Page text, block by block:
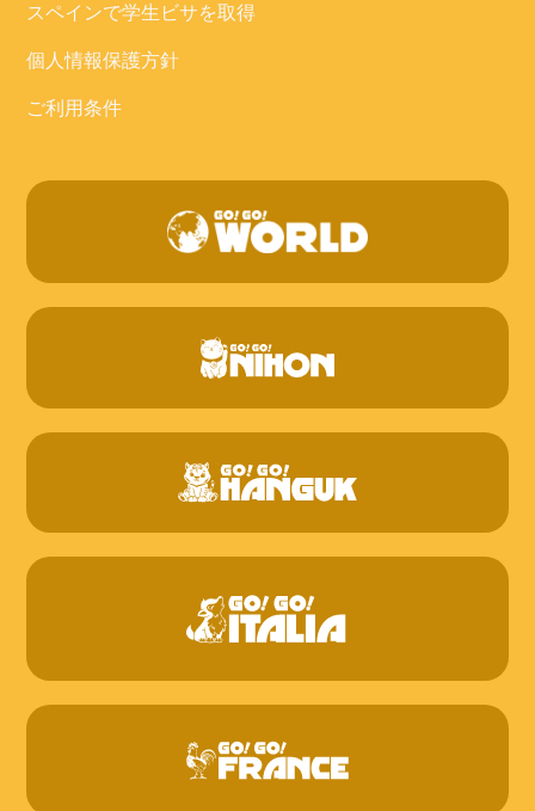
スペインで学生ビサを取得
個人情報保護方針
ご利用条件